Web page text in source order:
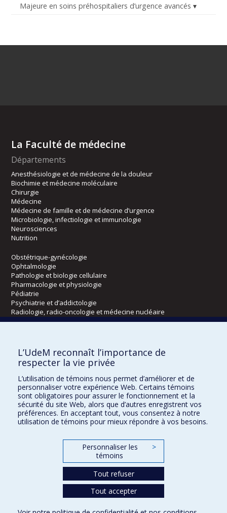
Majeure en soins préhospitaliers d’urgence avancés
La Faculté de médecine
Départements
Anesthésiologie et de médecine de la douleur
Biochimie et médecine moléculaire
Chirurgie
Médecine
Médecine de famille et de médecine d’urgence
Microbiologie, infectiologie et immunologie
Neurosciences
Nutrition
Obstétrique-gynécologie
Ophtalmologie
Pathologie et biologie cellulaire
Pharmacologie et physiologie
Pédiatrie
Psychiatrie et d’addictologie
Radiologie, radio-oncologie et médecine nucléaire
Kinésiologie et des sciences de l’activité physique
Orthophonie et audiologie
Réadaptation
Directions
DPC
CPASS
L’UdeM reconnaît l’importance de
respecter la vie privée
L’utilisation de témoins nous permet d’améliorer et de
personnaliser votre expérience Web. Certains témoins
sont obligatoires pour assurer le fonctionnement et la
sécurité du site Web, alors que d’autres enregistrent vos
préférences. En acceptant tout, vous consentez à notre
utilisation de témoins pour mieux répondre à vos besoins.
Personnaliser les
témoins
>
Tout refuser
Tout accepter